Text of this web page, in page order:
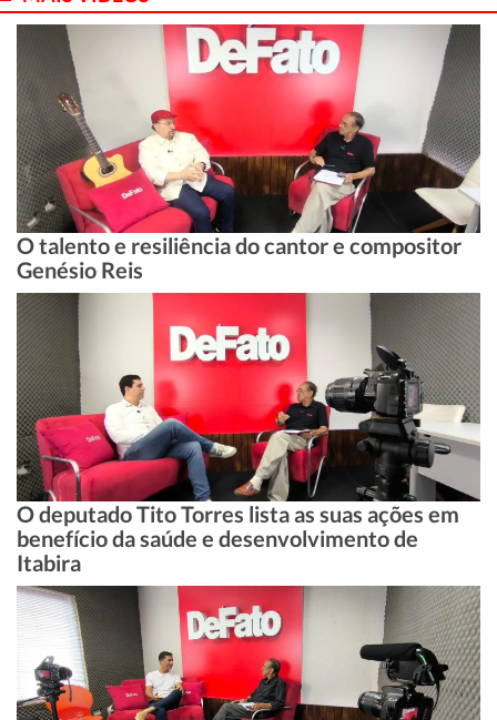
O talento e resiliência do cantor e compositor
Genésio Reis
O deputado Tito Torres lista as suas ações em
benefício da saúde e desenvolvimento de
Itabira